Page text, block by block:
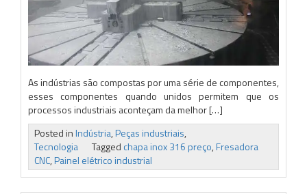
As indústrias são compostas por uma série de componentes,
esses componentes quando unidos permitem que os
processos industriais aconteçam da melhor […]
Posted inIndústria,Peças industriais,
Tecnologia
Tagged chapa inox 316 preço,Fresadora
CNC,Painel elétrico industrial